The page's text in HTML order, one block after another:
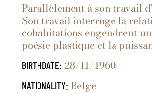
Parallèlement à son travail
Son travail interroge la
cohabitations engendrent
poésie plastique et la
BIRTHDATE: 28/11/1960
NATIONALITY: Belge